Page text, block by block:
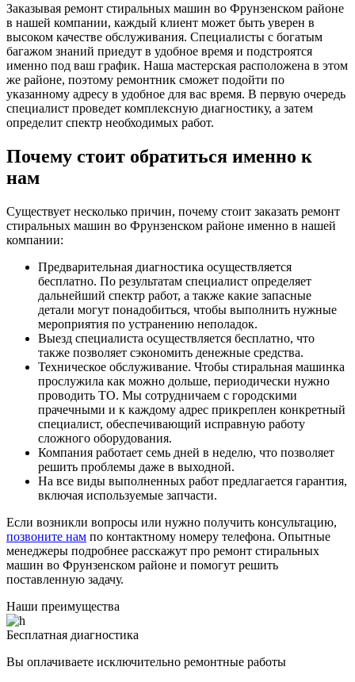
Заказывая ремонт стиральных машин во Фрунзенском районе
в нашей компании, каждый клиент может быть уверен в
высоком качестве обслуживания. Специалисты с богатым
багажом знаний приедут в удобное время и подстроятся
именно под ваш график. Наша мастерская расположена в этом
же районе, поэтому ремонтник сможет подойти по
указанному адресу в удобное для вас время. В первую очередь
специалист проведет комплексную диагностику, а затем
определит спектр необходимых работ.
Почему стоит обратиться именно к
нам
Существует несколько причин, почему стоит заказать ремонт
стиральных машин во Фрунзенском районе именно в нашей
компании:
Предварительная диагностика осуществляется
бесплатно. По результатам специалист определяет
дальнейший спектр работ, а также какие запасные
детали могут понадобиться, чтобы выполнить нужные
мероприятия по устранению неполадок.
Выезд специалиста осуществляется бесплатно, что
также позволяет сэкономить денежные средства.
Техническое обслуживание. Чтобы стиральная машинка
прослужила как можно дольше, периодически нужно
проводить ТО. Мы сотрудничаем с городскими
прачечными и к каждому адрес прикреплен конкретный
специалист, обеспечивающий исправную работу
сложного оборудования.
Компания работает семь дней в неделю, что позволяет
решить проблемы даже в выходной.
На все виды выполненных работ предлагается гарантия,
включая используемые запчасти.
Если возникли вопросы или нужно получить консультацию,
позвоните нам по контактному номеру телефона. Опытные
менеджеры подробнее расскажут про ремонт стиральных
машин во Фрунзенском районе и помогут решить
поставленную задачу.
Наши преимущества
Бесплатная диагностика
Вы оплачиваете исключительно ремонтные работы